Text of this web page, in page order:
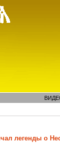
легенды о